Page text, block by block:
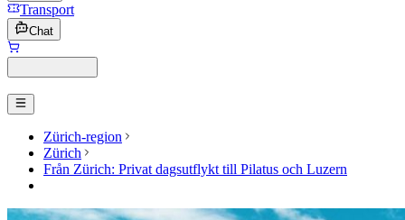
Transport
Chat
Zürich-region
Zürich
Från Zürich: Privat dagsutflykt till Pilatus och Luzern